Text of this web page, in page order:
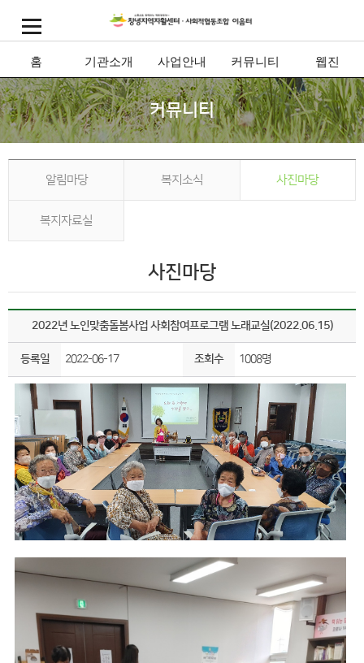
홈 기관소개 사업안내 커뮤니티 웹진
커뮤니티
알림마당 복지소식 사진마당
복지자료실
사진마당
2022년 노인맞춤돌봄사업 사회참여프로그램 노래교실(2022.06.15)
등록일 2022-06-17 조회수 1008명